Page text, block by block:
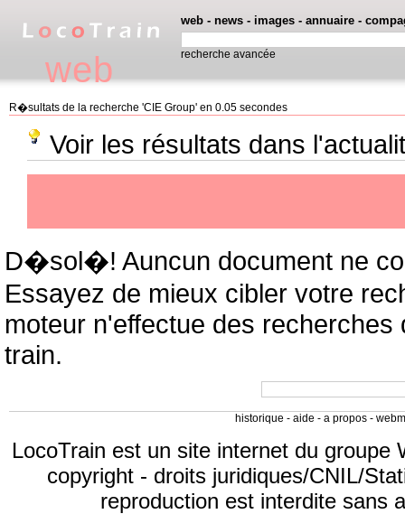
web
web - news - images - annuaire -
recherche avancée
R�sultats de la recherche 'CIE Group' en 0.05 secondes
Voir les résultats dans
D�sol�! Auncun document ne
Essayez de mieux cibler votre
moteur n'effectue des recherches
train.
historique - aide - a propos-
LocoTrain est un site internet du groupe
copyright- droits juridiques/CNIL/
reproduction est interdite sans